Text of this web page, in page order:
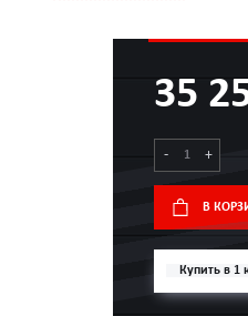
35
- +
В
Купить в 1